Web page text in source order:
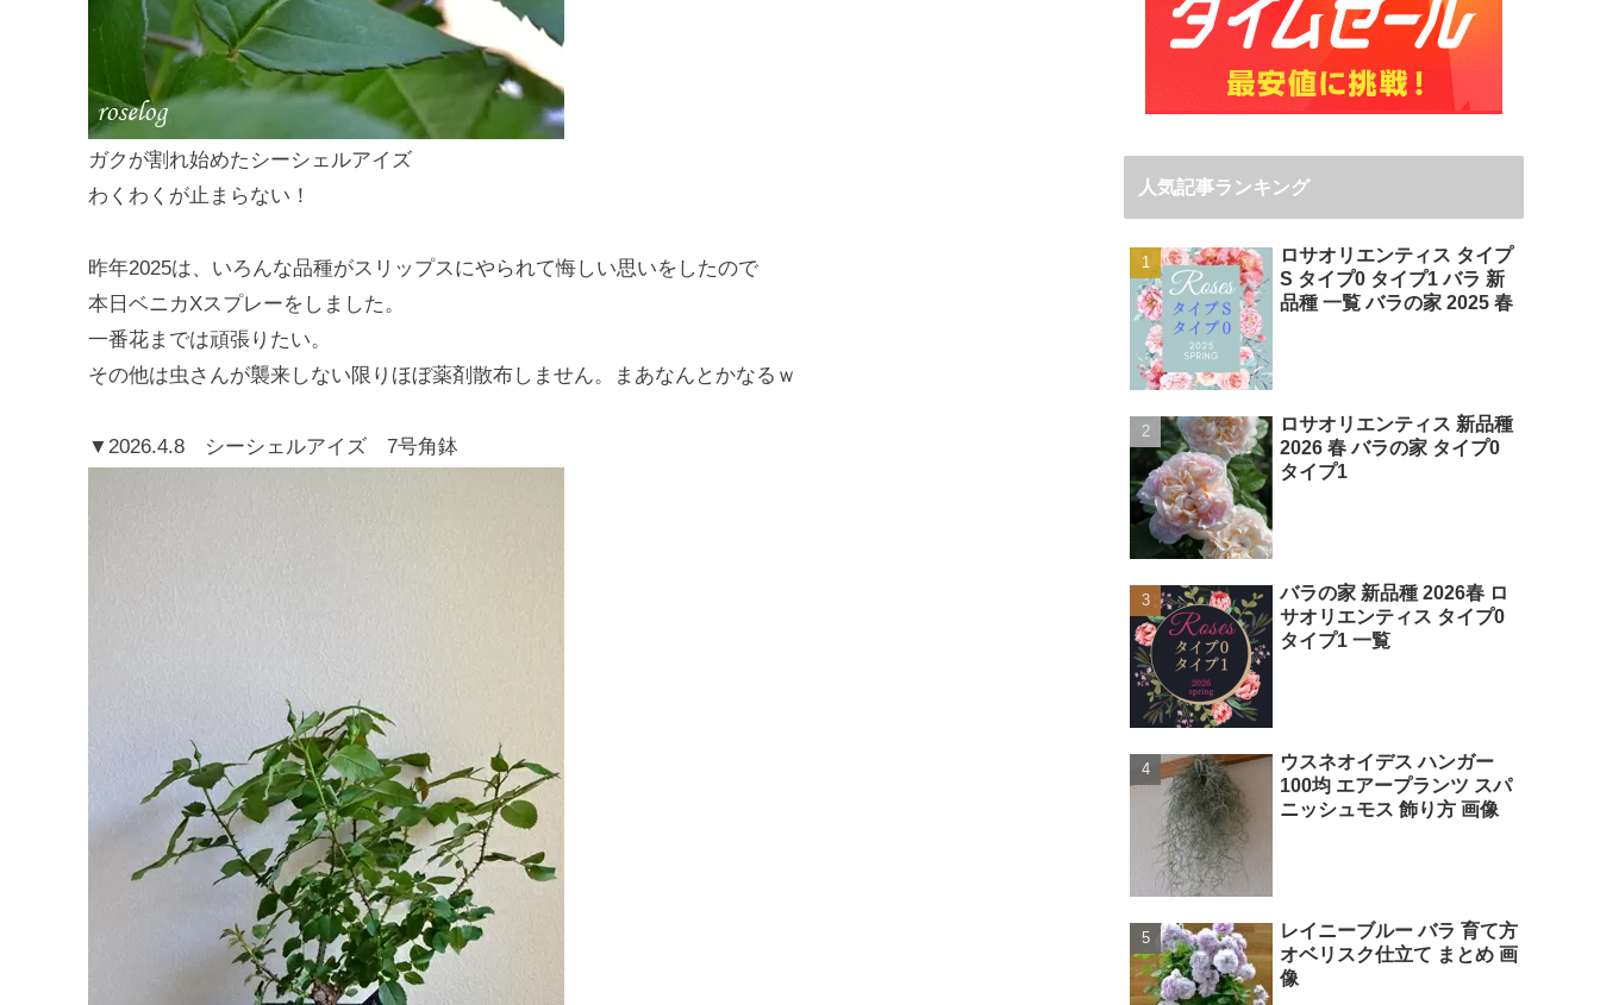
ガクが割れ始めたシーシェルアイズ
わくわくが止まらない！
昨年2025は、いろんな品種がスリップスにやられて悔しい思いをしたので
本日ベニカXスプレーをしました。
一番花までは頑張りたい。
その他は虫さんが襲来しない限りほぼ薬剤散布しません。まあなんとかなるｗ
▼2026.4.8 シーシェルアイズ 7号角鉢
人気記事ランキング
ロサオリエンティス タイプ
S タイプ0 タイプ1 バラ 新
品種 一覧 バラの家 2025 春
ロサオリエンティス 新品種
2026 春 バラの家 タイプ0
タイプ1
バラの家 新品種 2026春 ロ
サオリエンティス タイプ0
タイプ1 一覧
ウスネオイデス ハンガー
100均 エアープランツ スパ
ニッシュモス 飾り方 画像
レイニーブルー バラ 育て方
オベリスク仕立て まとめ 画
像